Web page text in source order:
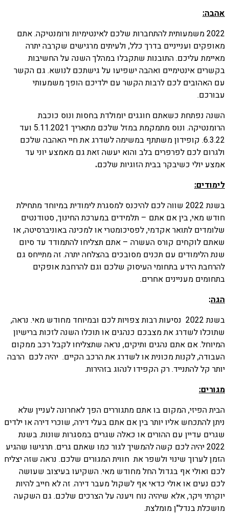
אהבה:
2022 משמעותית להתחברות שלכם לאינטימיות ורומנטיקה. אתם
מאופקים וענייניים בדרך כלל, ולעיתים מרגישים שקרבה יתרה
מאיימת עליכם. התובנות שתקבלו במהלך השנה על החשיבות
בקשרים אינטימיים ואהבה ישפיעו על גישתכם לנושא. גם הקשר
עם האהובים לכם לרבות הקשר עם ילדיכם הופך משמעותי
עבורכם.
השנה נפתחת כשאתם חוגגים יומולדת בחסות ונוס כוכבת
הרומנטיקה. ונוס מתמקמת במזל שלכם מתאריך 5.11.2021 ועד
6.3.22. קופידון משתתף במשימה לשדרג את חיי האהבה שלכם
ולגרום לכם לפרפרים בלב והוא יעשה זאת גם מאמצע יוני עד
אמצע יולי כשיבקר בבית הזוגיות שלכם.
לימודים:
בשנת 2022 שווה לכם להיכנס למסגרת לימודית במיוחד מתחילת
חודש מאי, בין אם אתם – תלמידים במערכת החינוך, סטודנטים
שלומדים לתואר אקדמי, לפסיכומטרי או למכינה באוניברסיטה, או
שאתם לוקחים קורס העשרה – אתם תצליחו להתמודד עד סיום
שנת הלימודים עם תכנים מסובכים בהצלחה יתרה. זה מתייחס גם
להרחבת הידע בתחומי העיסוק שלכם וגם להרחבת אופקים
בתחומים מעניינים אחרים.
הגה:
בשנת 2022 נסיעות רבות צפויות לכם ובמיוחד מחודש מאי. נראה,
שתוכלו לשדרג את מצבכם כנהגים או תוכלו השנה לזכות ברישיון
המיוחל. אם אתם נהגים ותיקים, נראה שתצליחו לקבל רכב ממקום
העבודה, לקנות מכונית או לשדרג את הרכב הקיים. יהיה לכם הרבה
יותר קל להתנייד. רק הקפידו לנהוג בזהירות.
מגורים:
הבית הפיזי, המקום בו אתם מתגוררים הפך לאחרונה לעניין שלא
ניתן להתכחש אליו יותר בין אם אתם בעלי דירה, שוכרי דירה או ילדים
שגרים עדיין עם ההורים או כאלה שגרים במסגרות שונות. בשנת
2022 יהיה לכם קשה להמשיך לגור כמו שאתם גרים. תרגישו שהגיע
הזמן לערוך שינוי ולשפר את חווית המגורים שלכם. נראה שזה יצליח
לכם ואולי אף בגדול החל מחודש מאי. השקיעו בעיצוב שעושה
לכם נעים או אולי כדאי אף לשקול מעבר דירה. זה לא חייב להיות
יוקרתי ויקר, אלא שיהיה נוח ויענה על הצרכים שלכם. גם השקעה
מושכלת בנדל"ן מומלצת.